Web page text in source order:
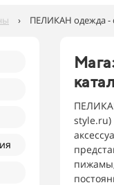
› ПЕЛИКАН одежда -
style.ru)